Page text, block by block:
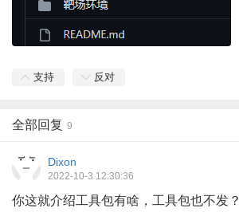
支持 反对
全部回复 9
Dixon
2022-10-3 12:30:36
你这就介绍工具包有啥，工具包也不发？